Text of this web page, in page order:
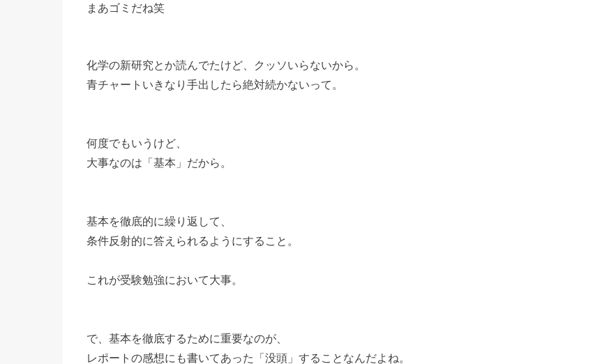
まあゴミだね笑
化学の新研究とか読んでたけど、クッソいらないから。
青チャートいきなり手出したら絶対続かないって。
何度でもいうけど、
大事なのは「基本」だから。
基本を徹底的に繰り返して、
条件反射的に答えられるようにすること。
これが受験勉強において大事。
で、基本を徹底するために重要なのが、
レポートの感想にも書いてあった「没頭」することなんだよね。